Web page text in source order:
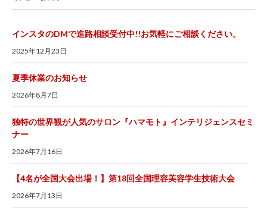
インスタのDMで進路相談受付中!!お気軽にご相談ください。
2025年12月23日
夏季休業のお知らせ
2026年8月7日
独特の世界観が人気のサロン『ハマモト』インテリジェンスセミ
ナー
2026年7月16日
【4名が全国大会出場！】第18回全国理容美容学生技術大会
2026年7月13日